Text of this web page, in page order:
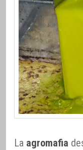
La agromafia